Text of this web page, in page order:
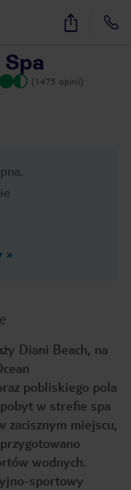
41
(1475 opinii)
»
Diani Beach, na
pobliskiego pola
w strefie spa
zacisznym miejscu,
wodnych.
sportowy